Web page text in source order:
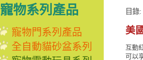
寵物系列產品
寵物門系列產品
全自動貓砂盆系列
目錄:
美
互動
可以